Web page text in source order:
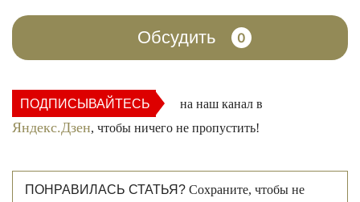
Обсудить 0
ПОДПИСЫВАЙТЕСЬ на наш канал в
Яндекс.Дзен, чтобы ничего не пропустить!
ПОНРАВИЛАСЬ СТАТЬЯ? Сохраните, чтобы не